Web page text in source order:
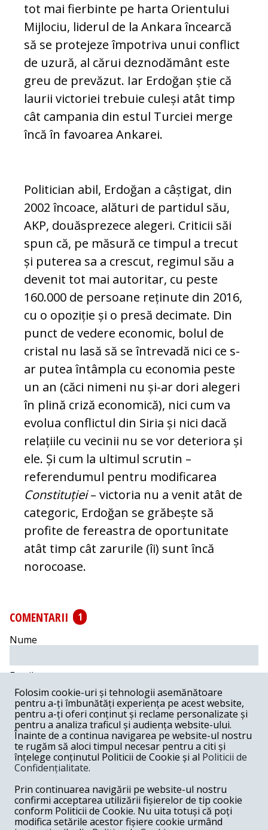
tot mai fierbinte pe harta Orientului
Mijlociu, liderul de la Ankara încearcă
să se protejeze împotriva unui conflict
de uzură, al cărui deznodământ este
greu de prevăzut. Iar Erdoğan știe că
laurii victoriei trebuie culeși atât timp
cât campania din estul Turciei merge
încă în favoarea Ankarei.
Politician abil, Erdoğan a câștigat, din
2002 încoace, alături de partidul său,
AKP, douăsprezece alegeri. Criticii săi
spun că, pe măsură ce timpul a trecut
și puterea sa a crescut, regimul său a
devenit tot mai autoritar, cu peste
160.000 de persoane reținute din 2016,
cu o opoziție și o presă decimate. Din
punct de vedere economic, bolul de
cristal nu lasă să se întrevadă nici ce s-
ar putea întâmpla cu economia peste
un an (căci nimeni nu și-ar dori alegeri
în plină criză economică), nici cum va
evolua conflictul din Siria și nici dacă
relațiile cu vecinii nu se vor deteriora și
ele. Și cum la ultimul scrutin –
referendumul pentru modificarea
Constituției– victoria nu a venit atât de
categoric, Erdoğan se grăbește să
profite de fereastra de oportunitate
atât timp cât zarurile (îi) sunt încă
norocoase.
COMENTARII
1
Nume
Email
Comentariu
Postează comentariu
Charlie - 05-03-2018
E CLAR SULTANUL ERDOGAN VREA SA-SI IA UN
HAREM!
Folosim cookie-uri și tehnologii asemănătoare
pentru a-ți îmbunătăți experiența pe acest website,
pentru a-ți oferi conținut și reclame personalizate și
pentru a analiza traficul și audiența website-ului.
Înainte de a continua navigarea pe website-ul nostru
te rugăm să aloci timpul necesar pentru a citi și
înțelege conținutul Politicii de Cookie și al Politicii de
Confidențialitate.
Prin continuarea navigării pe website-ul nostru
confirmi acceptarea utilizării fișierelor de tip cookie
conform Politicii de Cookie. Nu uita totuși că poți
modifica setările acestor fișiere cookie urmând